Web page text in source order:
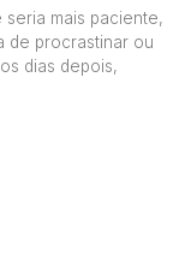
seria mais paciente,
de procrastinar ou
dias depois,